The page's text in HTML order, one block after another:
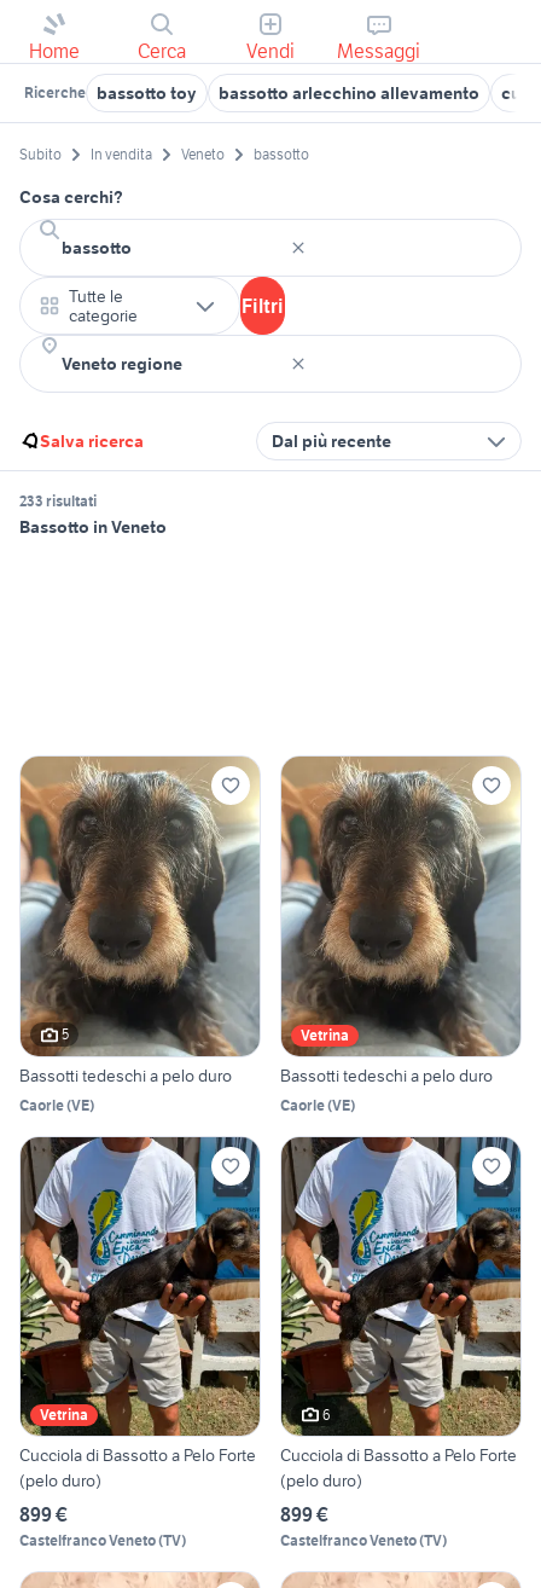
Home Cerca Vendi Messaggi
Ricerche bassotto toy bassotto arlecchino allevamento
Subito In vendita Veneto bassotto
Cosa cerchi?
Tutte le
categorie
Filtri
Salva ricerca Dal più recente
233 risultati
Bassotto in Veneto
5
Bassotti tedeschi a pelo duro
Caorle(VE)
Vetrina
Bassotti tedeschi a pelo duro
Caorle(VE)
Vetrina
Cucciola di Bassotto a Pelo Forte
(pelo duro)
899 €
Castelfranco Veneto(TV)
6
Cucciola di Bassotto a Pelo Forte
(pelo duro)
899 €
Castelfranco Veneto(TV)